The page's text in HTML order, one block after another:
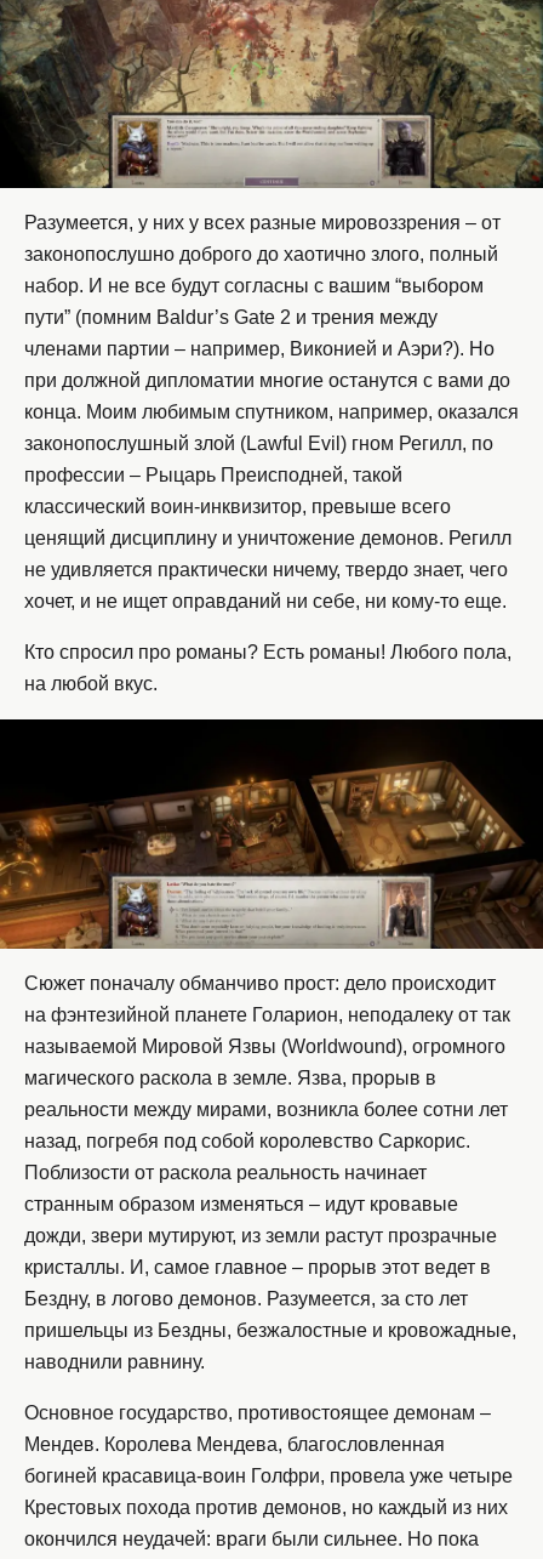
Разумеется, у них у всех разные мировоззрения – от
законопослушно доброго до хаотично злого, полный
набор. И не все будут согласны с вашим “выбором
пути” (помним Baldur’s Gate 2 и трения между
членами партии – например, Виконией и Аэри?). Но
при должной дипломатии многие останутся с вами до
конца. Моим любимым спутником, например, оказался
законопослушный злой (Lawful Evil) гном Регилл, по
профессии – Рыцарь Преисподней, такой
классический воин-инквизитор, превыше всего
ценящий дисциплину и уничтожение демонов. Регилл
не удивляется практически ничему, твердо знает, чего
хочет, и не ищет оправданий ни себе, ни кому-то еще.
Кто спросил про романы? Есть романы! Любого пола,
на любой вкус.
Сюжет поначалу обманчиво прост: дело происходит
на фэнтезийной планете Голарион, неподалеку от так
называемой Мировой Язвы (Worldwound), огромного
магического раскола в земле. Язва, прорыв в
реальности между мирами, возникла более сотни лет
назад, погребя под собой королевство Саркорис.
Поблизости от раскола реальность начинает
странным образом изменяться – идут кровавые
дожди, звери мутируют, из земли растут прозрачные
кристаллы. И, самое главное – прорыв этот ведет в
Бездну, в логово демонов. Разумеется, за сто лет
пришельцы из Бездны, безжалостные и кровожадные,
наводнили равнину.
Основное государство, противостоящее демонам –
Мендев. Королева Мендева, благословленная
богиней красавица-воин Голфри, провела уже четыре
Крестовых похода против демонов, но каждый из них
окончился неудачей: враги были сильнее. Но пока